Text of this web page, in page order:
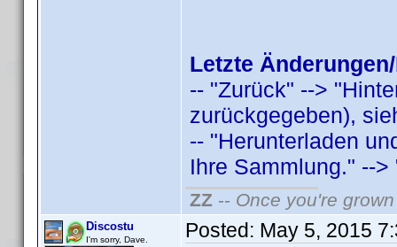
Letzte
-- "Zurück" -->
zurückgegeben),
-- "Herunterladen
Ihre Sammlung." --
ZZ -- Once you're
Discostu
I'm sorry, Dave. Posted: May 5, 2015